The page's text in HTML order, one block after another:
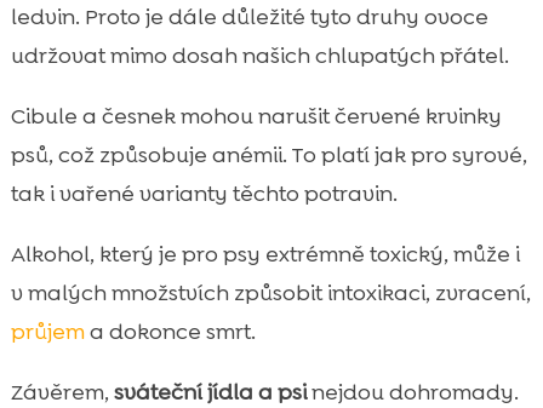
ledvin. Proto je dále důležité tyto druhy ovoce
udržovat mimo dosah našich chlupatých přátel.
Cibule a česnek mohou narušit červené krvinky
psů, což způsobuje anémii. To platí jak pro syrové,
tak i vařené varianty těchto potravin.
Alkohol, který je pro psy extrémně toxický, může i
v malých množstvích způsobit intoxikaci, zvracení,
průjema dokonce smrt.
Závěrem, sváteční jídla a psinejdou dohromady.